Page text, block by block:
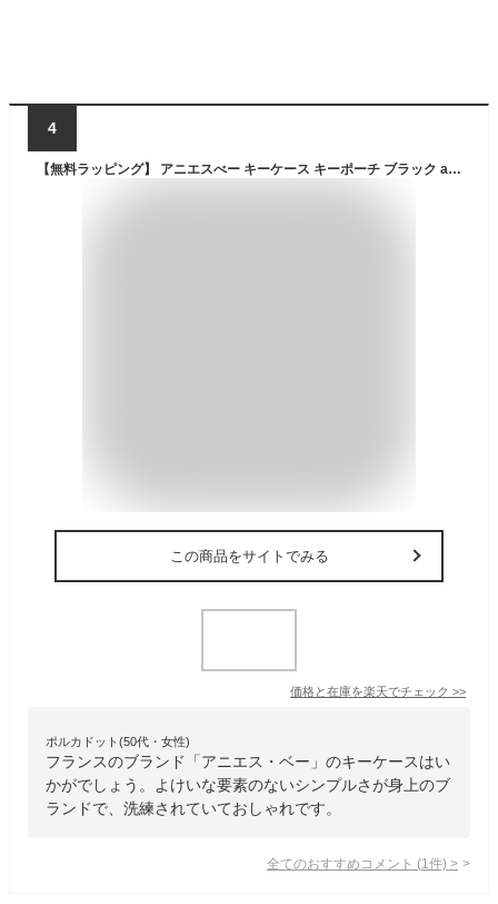
4
【無料ラッピング】 アニエスべー キーケース キーポーチ ブラック agnes b メンズ レディース ブランド 正規品 新品 ギフト プレゼント 人気 おすすめ 誕生日 記念日 クリスマス 送料無料
この商品をサイトでみる
価格と在庫を楽天でチェック >>
ポルカドット(50代・女性)
フランスのブランド「アニエス・ベー」のキーケースはい
かがでしょう。よけいな要素のないシンプルさが身上のブ
ランドで、洗練されていておしゃれです。
全てのおすすめコメント (1 件) >